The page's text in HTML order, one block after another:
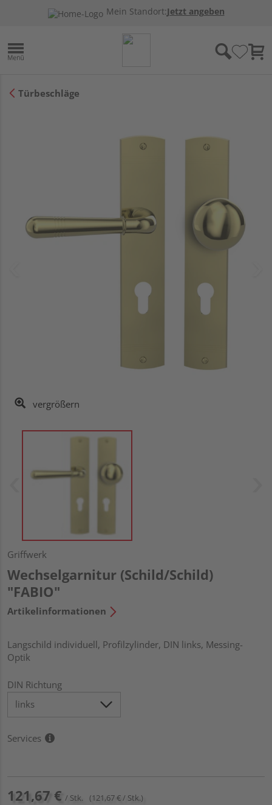
Mein Standort:Jetzt angeben
Türbeschläge
vergrößern
Griffwerk
Wechselgarnitur (Schild/Schild)
"FABIO"
Artikelinformationen
Langschild individuell, Profilzylinder, DIN links, Messing-
Optik
DIN Richtung
Services
121,67 € / Stk. (121,67 € / Stk.)